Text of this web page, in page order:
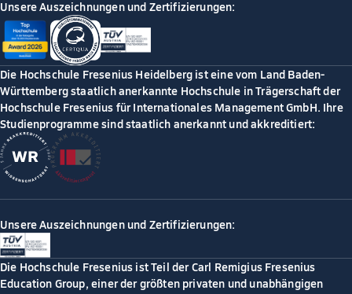
Unsere Auszeichnungen und Zertifizierungen:
Die Hochschule Fresenius Heidelberg ist eine vom Land Baden-
Württemberg staatlich anerkannte Hochschule in Trägerschaft der
Hochschule Fresenius für Internationales Management GmbH. Ihre
Studienprogramme sind staatlich anerkannt und akkreditiert:
Unsere Auszeichnungen und Zertifizierungen:
Die Hochschule Fresenius ist Teil der Carl Remigius Fresenius
Education Group, einer der größten privaten und unabhängigen